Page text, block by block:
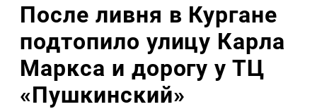
После ливня в Кургане
подтопило улицу Карла
Маркса и дорогу у ТЦ
«Пушкинский»